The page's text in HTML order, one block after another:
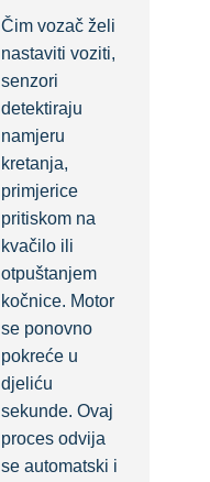
Čim vozač želi
nastaviti voziti,
senzori
detektiraju
namjeru
kretanja,
primjerice
pritiskom na
kvačilo ili
otpuštanjem
kočnice. Motor
se ponovno
pokreće u
djeliću
sekunde. Ovaj
proces odvija
se automatski i